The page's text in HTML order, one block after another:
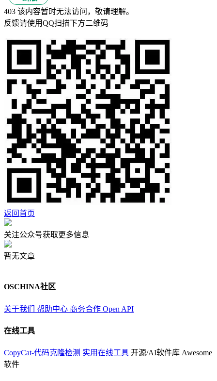
403 该内容暂时无法访问，敬请理解。
反馈请使用QQ扫描下方二维码
返回首页
关注公众号获取更多信息
暂无文章
OSCHINA社区
关于我们 帮助中心 商务合作 Open API
在线工具
CopyCat-代码克隆检测 实用在线工具 开源/AI软件库 Awesome
软件